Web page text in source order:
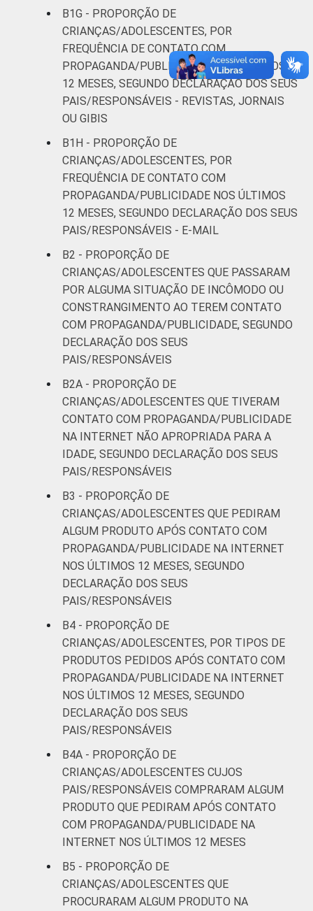
B1G - PROPORÇÃO DE
CRIANÇAS/ADOLESCENTES, POR
FREQUÊNCIA DE CONTATO COM
PROPAGANDA/PUBLICIDADE NOS ÚLTIMOS
12 MESES, SEGUNDO DECLARAÇÃO DOS SEUS
PAIS/RESPONSÁVEIS - REVISTAS, JORNAIS
OU GIBIS
B1H - PROPORÇÃO DE
CRIANÇAS/ADOLESCENTES, POR
FREQUÊNCIA DE CONTATO COM
PROPAGANDA/PUBLICIDADE NOS ÚLTIMOS
12 MESES, SEGUNDO DECLARAÇÃO DOS SEUS
PAIS/RESPONSÁVEIS - E-MAIL
B2 - PROPORÇÃO DE
CRIANÇAS/ADOLESCENTES QUE PASSARAM
POR ALGUMA SITUAÇÃO DE INCÔMODO OU
CONSTRANGIMENTO AO TEREM CONTATO
COM PROPAGANDA/PUBLICIDADE, SEGUNDO
DECLARAÇÃO DOS SEUS
PAIS/RESPONSÁVEIS
B2A - PROPORÇÃO DE
CRIANÇAS/ADOLESCENTES QUE TIVERAM
CONTATO COM PROPAGANDA/PUBLICIDADE
NA INTERNET NÃO APROPRIADA PARA A
IDADE, SEGUNDO DECLARAÇÃO DOS SEUS
PAIS/RESPONSÁVEIS
B3 - PROPORÇÃO DE
CRIANÇAS/ADOLESCENTES QUE PEDIRAM
ALGUM PRODUTO APÓS CONTATO COM
PROPAGANDA/PUBLICIDADE NA INTERNET
NOS ÚLTIMOS 12 MESES, SEGUNDO
DECLARAÇÃO DOS SEUS
PAIS/RESPONSÁVEIS
B4 - PROPORÇÃO DE
CRIANÇAS/ADOLESCENTES, POR TIPOS DE
PRODUTOS PEDIDOS APÓS CONTATO COM
PROPAGANDA/PUBLICIDADE NA INTERNET
NOS ÚLTIMOS 12 MESES, SEGUNDO
DECLARAÇÃO DOS SEUS
PAIS/RESPONSÁVEIS
B4A - PROPORÇÃO DE
CRIANÇAS/ADOLESCENTES CUJOS
PAIS/RESPONSÁVEIS COMPRARAM ALGUM
PRODUTO QUE PEDIRAM APÓS CONTATO
COM PROPAGANDA/PUBLICIDADE NA
INTERNET NOS ÚLTIMOS 12 MESES
B5 - PROPORÇÃO DE
CRIANÇAS/ADOLESCENTES QUE
PROCURARAM ALGUM PRODUTO NA